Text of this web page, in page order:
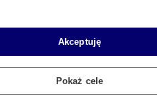
- wynika z
danych
Nielsen.
Akceptuję
Pokaż cele